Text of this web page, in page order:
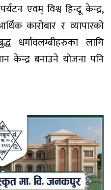
एवम् विश्व हिन्दू केन्द्र,
कारोबार र व्यापारको
धर्मावलम्बीहरुका लागि
केन्द्र बनाउने योजना पनि